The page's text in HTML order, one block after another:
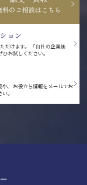
料のご相談はこちら
ョン
だけます。
「自社の企業価
ひお試しください。
、
お役立ち情報をメールでお
。